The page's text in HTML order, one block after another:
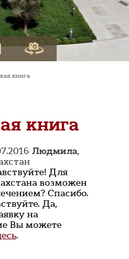
книга
книга
Людмила,
Для
возможен
Спасибо.
Да,
на
Вы можете
.